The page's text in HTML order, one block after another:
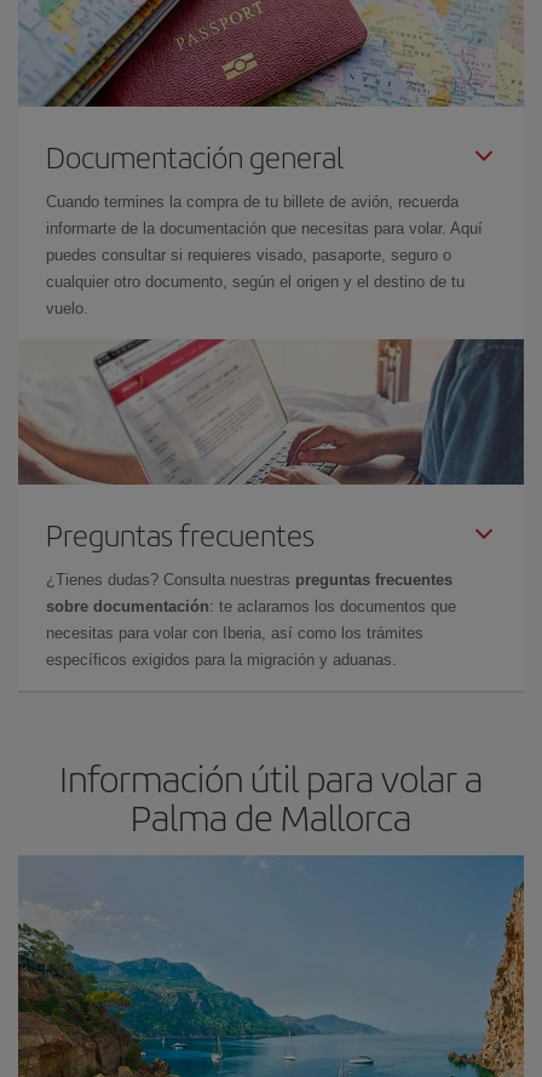
Documentación general
Cuando termines la compra de tu billete de avión, recuerda
informarte de la documentación que necesitas para volar. Aquí
puedes consultar si requieres visado, pasaporte, seguro o
cualquier otro documento, según el origen y el destino de tu
vuelo.
Preguntas frecuentes
¿Tienes dudas? Consulta nuestras preguntas frecuentes
sobre documentación: te aclaramos los documentos que
necesitas para volar con Iberia, así como los trámites
específicos exigidos para la migración y aduanas.
Información útil para volar a
Palma de Mallorca